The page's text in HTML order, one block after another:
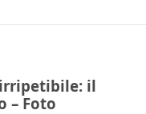
il
– Foto